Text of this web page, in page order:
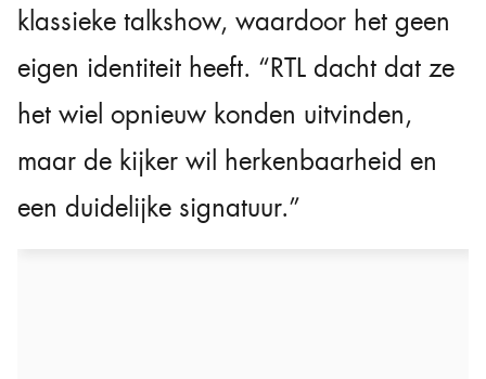
klassieke talkshow, waardoor het geen
eigen identiteit heeft. “RTL dacht dat ze
het wiel opnieuw konden uitvinden,
maar de kijker wil herkenbaarheid en
een duidelijke signatuur.”